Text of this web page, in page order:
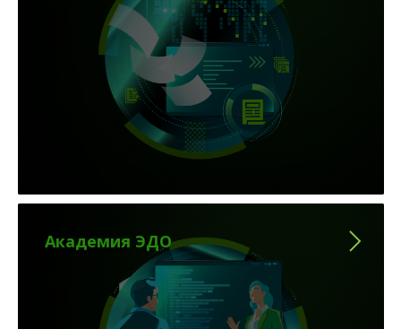
Академия ЭДО